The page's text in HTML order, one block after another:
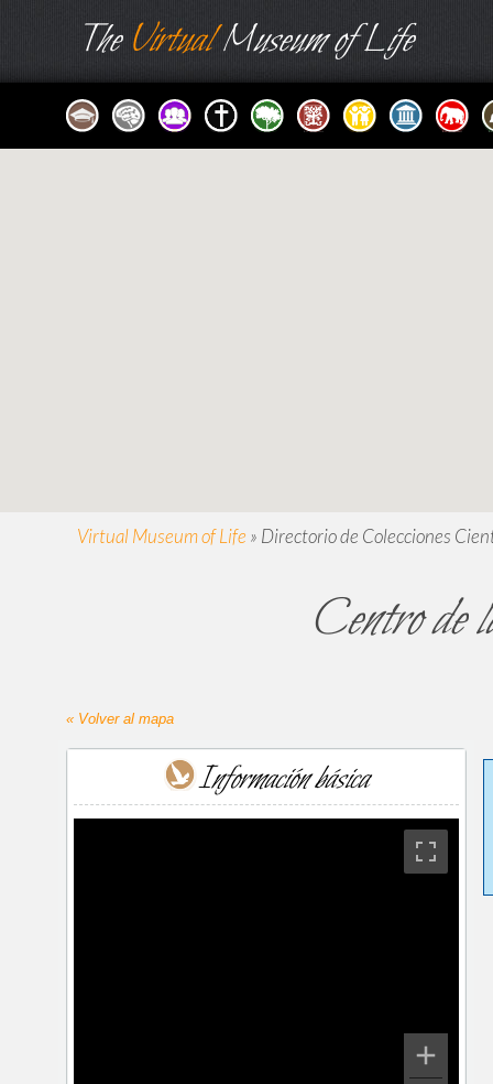
TheVirtualMuseum of Life
Virtual Museum of Life » Directorio de Colecciones
Centro de
« Volver al mapa
Información básica